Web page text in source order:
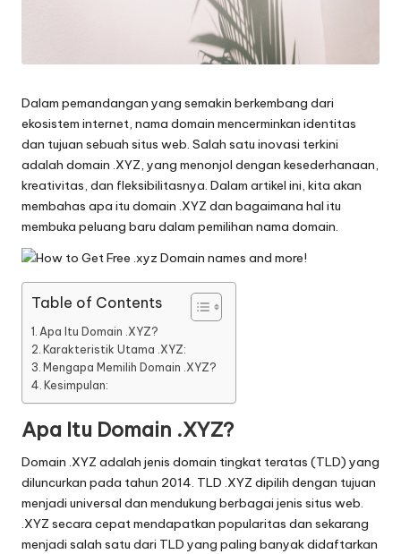
Dalam pemandangan yang semakin berkembang dari
ekosistem internet, nama domain mencerminkan identitas
dan tujuan sebuah situs web. Salah satu inovasi terkini
adalah domain .XYZ, yang menonjol dengan kesederhanaan,
kreativitas, dan fleksibilitasnya. Dalam artikel ini, kita akan
membahas apa itu domain .XYZ dan bagaimana hal itu
membuka peluang baru dalam pemilihan nama domain.
Table of Contents
Apa Itu Domain .XYZ?
Karakteristik Utama .XYZ:
Mengapa Memilih Domain .XYZ?
Kesimpulan:
Apa Itu Domain .XYZ?
Domain .XYZ adalah jenis domain tingkat teratas (TLD) yang
diluncurkan pada tahun 2014. TLD .XYZ dipilih dengan tujuan
menjadi universal dan mendukung berbagai jenis situs web.
.XYZ secara cepat mendapatkan popularitas dan sekarang
menjadi salah satu dari TLD yang paling banyak didaftarkan